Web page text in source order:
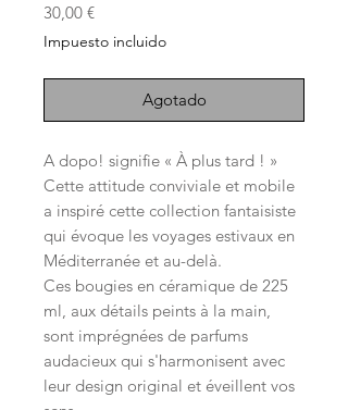
30,00 €Precio
Impuesto incluido
Agotado
A dopo! signifie « À plus tard ! »
Cette attitude conviviale et mobile
a inspiré cette collection fantaisiste
qui évoque les voyages estivaux en
Méditerranée et au-delà.
Ces bougies en céramique de 225
ml, aux détails peints à la main,
sont imprégnées de parfums
audacieux qui s'harmonisent avec
leur design original et éveillent vos